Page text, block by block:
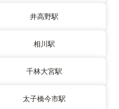
井高野駅
相川駅
千林大宮駅
太子橋今市駅